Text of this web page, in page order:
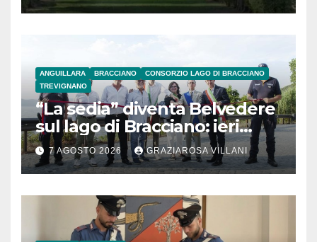
ANGUILLARA BRACCIANO
CONSORZIO LAGO DI BRACCIANO
TREVIGNANO
“La sedia” diventa Belvedere
sul lago di Bracciano: ieri
l’inaugurazione
7 AGOSTO 2026 GRAZIAROSA VILLANI